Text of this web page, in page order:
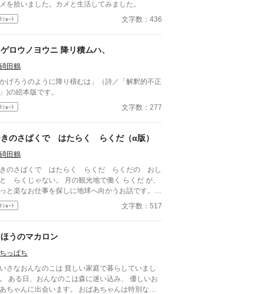
を拾いました。カメと生活してみました。
ｼｮｰﾄ 文字数：436
カゲロウノヨウニ 降リ積ムハ、
田鶴
かげろうのように降り積むは」（詩／「解釈的不正
)の絵本版です。
ｼｮｰﾄ 文字数：277
のさばくで はたらく らくだ（α版）
田鶴
のさばくで はたらく らくだ らくだの おし
らくじゃない。 月の観光地で働く らくだ が、
と楽なお仕事を探しに地球へ向かうお話です。
本レイアウトにした改稿版が「絵本ひろば」に
ます。
ｼｮｰﾄ 文字数：517
ほうのマカロン
っぱち
さなおんなのこは 貧しい家庭で暮らしていまし
み、 優しいお
ゃんに出会います。 おばあちゃんは特別なポ